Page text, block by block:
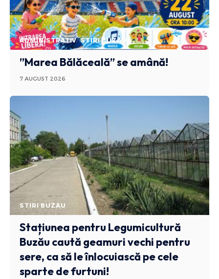
ADMINISTRATIV STIRI BUZAU
”Marea Bălăceală” se amână!
7 AUGUST 2026
STIRI BUZAU
Stațiunea pentru Legumicultură
Buzău caută geamuri vechi pentru
sere, ca să le înlocuiască pe cele
sparte de furtuni!